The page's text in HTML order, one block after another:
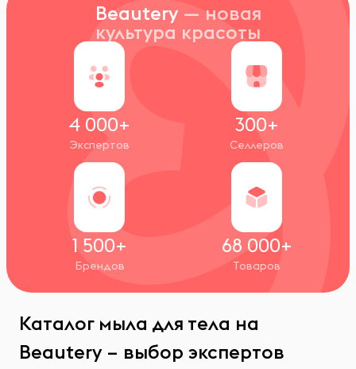
Beautery — новая
культура красоты
4 000+
Экспертов
300+
Селлеров
1 500+
Брендов
68 000+
Товаров
Каталог мыла для тела на
Beautery – выбор экспертов